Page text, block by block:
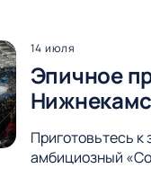
14 июля
Эпичное
Приготовьтесь
амбициозный